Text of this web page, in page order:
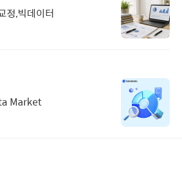
정,빅데이터
Market